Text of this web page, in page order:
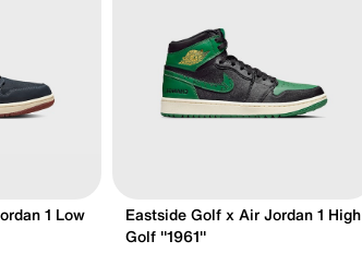
1 Low
Eastside Golf x Air Jordan 1 High
Golf "1961"